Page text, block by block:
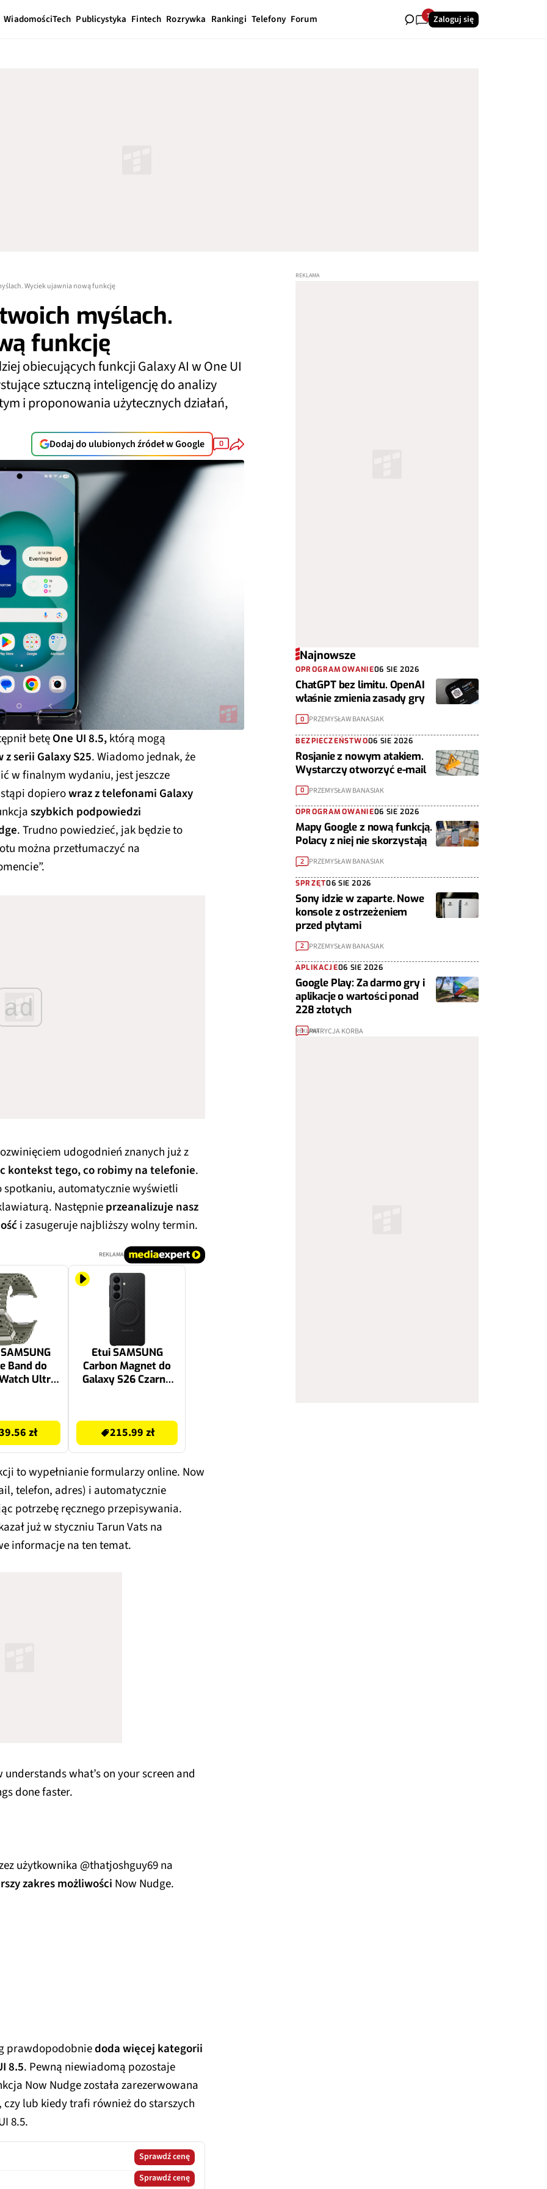
WiadomościTech Publicystyka Fintech Rozrywka Rankingi Telefony Forum 7 Zaloguj się
Wyciek ujawnia nową funkcję
myślach.
funkcję
obiecujących funkcji Galaxy AI w One UI
sztuczną inteligencję do analizy
i proponowania użytecznych działań,
Dodaj do ulubionych źródeł w Google 0
betęOne UI 8.5,którą mogą
serii Galaxy S25. Wiadomo jednak, że
w finalnym wydaniu, jest jeszcze
dopierowraz z telefonami Galaxy
szybkich podpowiedzi
. Trudno powiedzieć, jak będzie to
można przetłumaczyć na
ad
udogodnień znanych już z
kontekst tego, co robimy na telefonie.
automatycznie wyświetli
Następnieprzeanalizuje nasz
i zasugeruje najbliższy wolny termin.
REKLAMA
Band do
Ultra
zł
Etui SAMSUNG
Carbon Magnet do
Galaxy S26 Czarny
215.99 zł
to wypełnianie formularzy online. Now
telefon, adres) i automatycznie
potrzebę ręcznego przepisywania.
już w styczniu Tarun Vats na
informacje na ten temat.
what’s on your screen and
done faster.
użytkownika @thatjoshguy69 na
zakres możliwości Now Nudge.
prawdopodobniedoda więcej kategorii
8.5. Pewną niewiadomą pozostaje
Now Nudge została zarezerwowana
lub kiedy trafi również do starszych
8.5.
Sprawdź cenę
Sprawdź cenę
Najnowsze
OPROGRAMOWANIE06 SIE 2026
ChatGPT bez limitu. OpenAI
właśnie zmienia zasady gry
0 PRZEMYSŁAW BANASIAK
BEZPIECZEŃSTWO06 SIE 2026
Rosjanie z nowym atakiem.
Wystarczy otworzyć e-mail
0 PRZEMYSŁAW BANASIAK
OPROGRAMOWANIE06 SIE 2026
Mapy Google z nową funkcją.
Polacy z niej nie skorzystają
2 PRZEMYSŁAW BANASIAK
SPRZĘT06 SIE 2026
Sony idzie w zaparte. Nowe
konsole z ostrzeżeniem
przed płytami
2 PRZEMYSŁAW BANASIAK
APLIKACJE06 SIE 2026
Google Play: Za darmo gry i
aplikacje o wartości ponad
228 złotych
1 PATRYCJA KORBA